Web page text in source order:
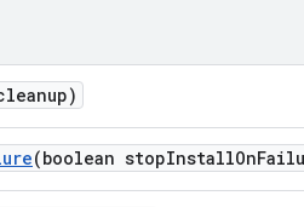
(boolean stopInstallOn